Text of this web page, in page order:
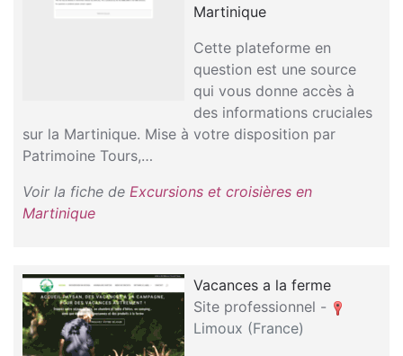
Martinique
Cette plateforme en
question est une source
qui vous donne accès à
des informations cruciales
sur la Martinique. Mise à votre disposition par
Patrimoine Tours,…
Voir la fiche de Excursions et croisières en
Martinique
Vacances a la ferme
Site professionnel -
Limoux (France)